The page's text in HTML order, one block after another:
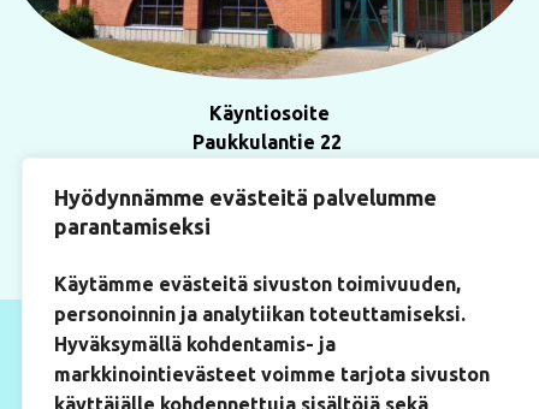
Hyödynnämme evästeitä palvelumme
parantamiseksi
Käytämme evästeitä sivuston toimivuuden,
personoinnin ja analytiikan toteuttamiseksi.
Hyväksymällä kohdentamis- ja
markkinointievästeet voimme tarjota sivuston
käyttäjälle kohdennettuja sisältöjä sekä
Käyntiosoite
Paukkulantie 22
50170 Mikkeli